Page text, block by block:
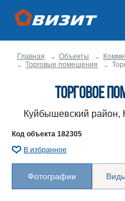
Главная Объекты
Торговые помещения
Торговое
Куйбышевский район,
Код объекта 182305
В избранное
Фотографии